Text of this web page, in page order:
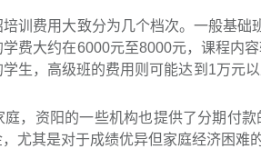
训费用大致分为几个档次。一般基
费大约在6000元至8000元，课程内
生，高级班的费用则可能达到1万元
，资阳的一些机构也提供了分期付
尤其是对于成绩优异但家庭经济困难的